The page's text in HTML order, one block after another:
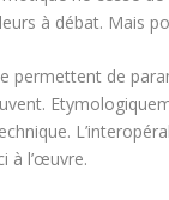
à débat. Mais
permettent de
à l’œuvre.